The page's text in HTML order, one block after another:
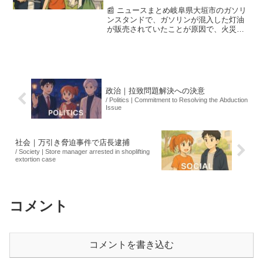
📰 ニュースまとめ岐阜県大垣市のガソリ
ンスタンドで、ガソリンが混入した灯油
が販売されていたことが原因で、火災が
政治｜拉致問題解決への決意
/ Politics | Commitment to Resolving the Abduction
Issue
社会｜万引き脅迫事件で店長逮捕
/ Society | Store manager arrested in shoplifting
extortion case
コメント
コメントを書き込む